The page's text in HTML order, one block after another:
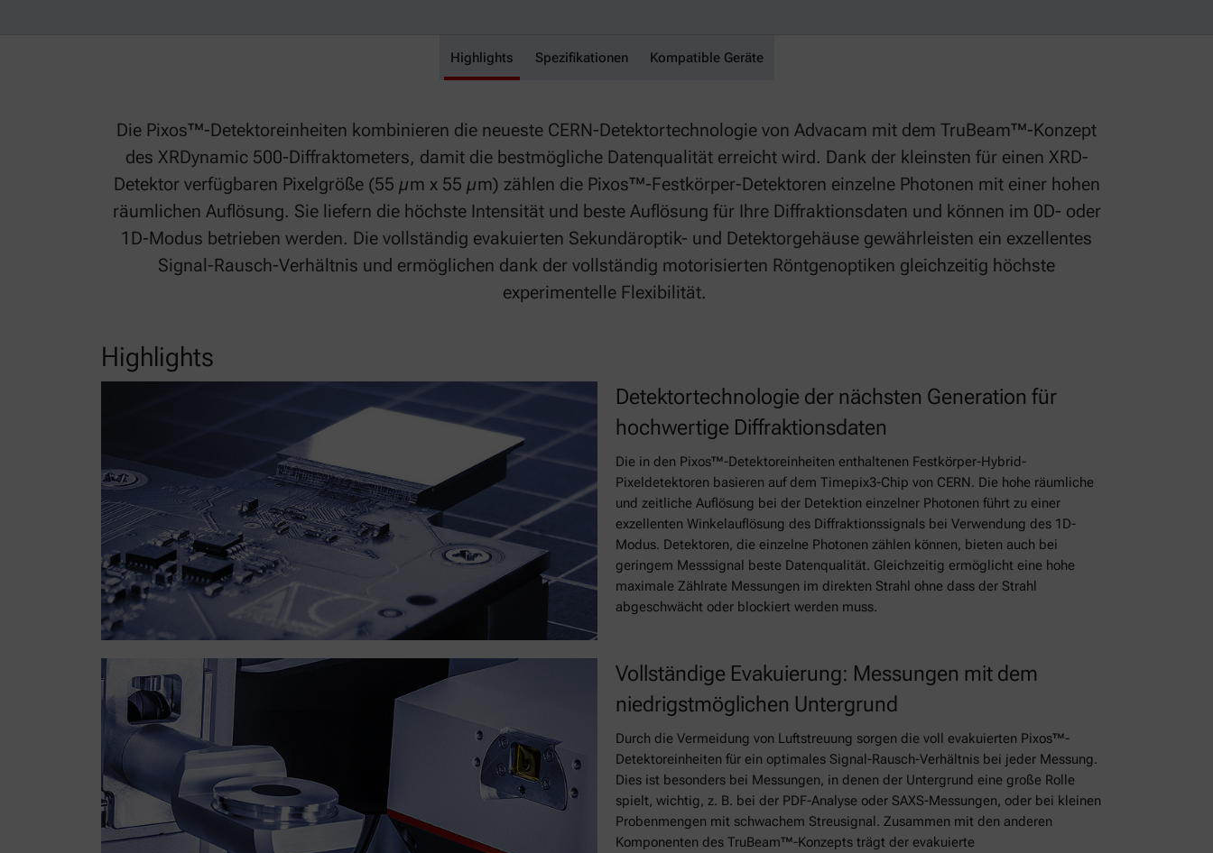
Pixos
Highlights Spezifikationen Kompatible Geräte
Die Pixos™-Detektoreinheiten kombinieren die neueste CERN-Detektortechnologie von Advacam mit dem TruBeam™-Konzept
des XRDynamic 500-Diffraktometers, damit die bestmögliche Datenqualität erreicht wird. Dank der kleinsten für einen XRD-
Detektor verfügbaren Pixelgröße (55 µm x 55 µm) zählen die Pixos™-Festkörper-Detektoren einzelne Photonen mit einer hohen
räumlichen Auflösung. Sie liefern die höchste Intensität und beste Auflösung für Ihre Diffraktionsdaten und können im 0D- oder
1D-Modus betrieben werden. Die vollständig evakuierten Sekundäroptik- und Detektorgehäuse gewährleisten ein exzellentes
Signal-Rausch-Verhältnis und ermöglichen dank der vollständig motorisierten Röntgenoptiken gleichzeitig höchste
experimentelle Flexibilität.
Highlights
Detektortechnologie der nächsten Generation für
hochwertige Diffraktionsdaten
Die in den Pixos™-Detektoreinheiten enthaltenen Festkörper-Hybrid-
Pixeldetektoren basieren auf dem Timepix3-Chip von CERN. Die hohe räumliche
und zeitliche Auflösung bei der Detektion einzelner Photonen führt zu einer
exzellenten Winkelauflösung des Diffraktionssignals bei Verwendung des 1D-
Modus. Detektoren, die einzelne Photonen zählen können, bieten auch bei
geringem Messsignal beste Datenqualität. Gleichzeitig ermöglicht eine hohe
maximale Zählrate Messungen im direkten Strahl ohne dass der Strahl
abgeschwächt oder blockiert werden muss.
Vollständige Evakuierung: Messungen mit dem
niedrigstmöglichen Untergrund
Durch die Vermeidung von Luftstreuung sorgen die voll evakuierten Pixos™-
Detektoreinheiten für ein optimales Signal-Rausch-Verhältnis bei jeder Messung.
Dies ist besonders bei Messungen, in denen der Untergrund eine große Rolle
spielt, wichtig, z. B. bei der PDF-Analyse oder SAXS-Messungen, oder bei kleinen
Probenmengen mit schwachem Streusignal. Zusammen mit den anderen
Komponenten des TruBeam™-Konzepts trägt der evakuierte